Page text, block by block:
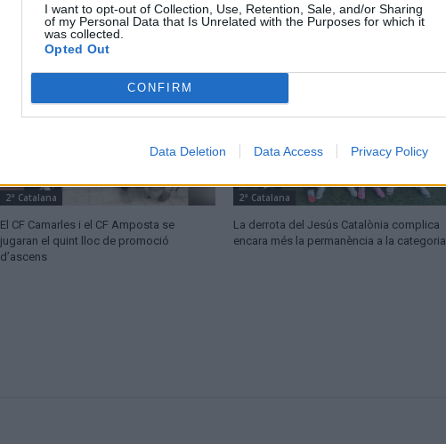
I want to opt-out of Collection, Use, Retention, Sale, and/or Sharing
of my Personal Data that Is Unrelated with the Purposes for which it
was collected.
Opted Out
CONFIRM
Data Deletion Data Access Privacy Policy
2ª Catalana
El CF Camarles i el CF Amposta se
jugaran el quint lloc de promoció
d’ascens
2ª Catalana
La derrota del Jesús Catalònia complica
encara més la permanència a la categoria